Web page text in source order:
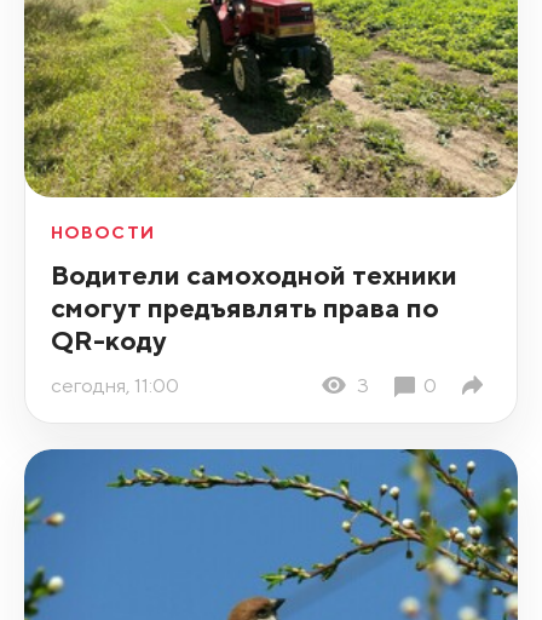
НОВОСТИ
Водители самоходной техники
смогут предъявлять права по
QR-коду
сегодня, 11:00 3 0